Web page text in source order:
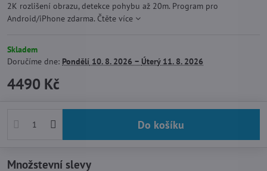
2K rozlišení obrazu, detekce pohybu až 20m. Program pro
Android/iPhone zdarma. Čtěte více
Skladem
Doručíme dne: Pondělí 10. 8. 2026 − Úterý11. 8. 2026
4490 Kč
Do košíku
Množstevní slevy